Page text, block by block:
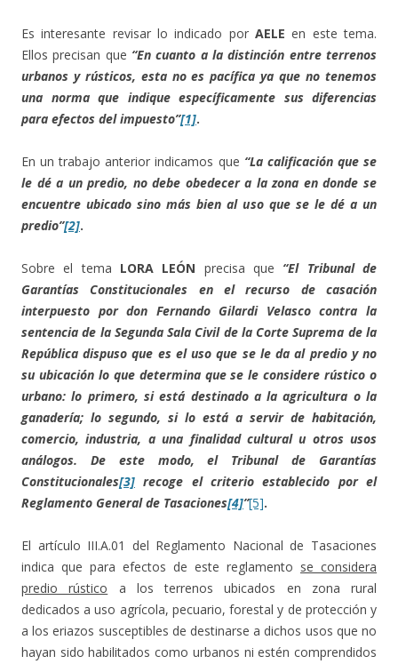
Es interesante revisar lo indicado por AELE en este tema.
Ellos precisan que “En cuanto a la distinción entre terrenos
urbanos y rústicos, esta no es pacífica ya que no tenemos
una norma que indique específicamente sus diferencias
para efectos del impuesto”[1].
En un trabajo anterior indicamos que “La calificación que se
le dé a un predio, no debe obedecer a la zona en donde se
encuentre ubicado sino más bien al uso que se le dé a un
predio”[2].
Sobre el tema LORA LEÓN precisa que “El Tribunal de
Garantías Constitucionales en el recurso de casación
interpuesto por don Fernando Gilardi Velasco contra la
sentencia de la Segunda Sala Civil de la Corte Suprema de la
República dispuso que es el uso que se le da al predio y no
su ubicación lo que determina que se le considere rústico o
urbano: lo primero, si está destinado a la agricultura o la
ganadería; lo segundo, si lo está a servir de habitación,
comercio, industria, a una finalidad cultural u otros usos
análogos. De este modo, el Tribunal de Garantías
Constitucionales[3] recoge el criterio establecido por el
Reglamento General de Tasaciones[4]”[5].
El artículo III.A.01 del Reglamento Nacional de Tasaciones
indica que para efectos de este reglamento se considera
predio rústico a los terrenos ubicados en zona rural
dedicados a uso agrícola, pecuario, forestal y de protección y
a los eriazos susceptibles de destinarse a dichos usos que no
hayan sido habilitados como urbanos ni estén comprendidos